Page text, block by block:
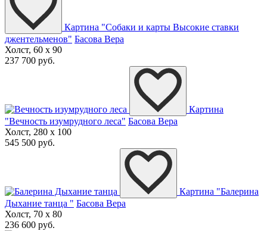
Картина "Собаки и карты Высокие ставки
джентельменов" Басова Вера
Холст, 60 x 90
237 700 руб.
Картина
"Вечность изумрудного леса" Басова Вера
Холст, 280 x 100
545 500 руб.
Картина "Балерина
Дыхание танца " Басова Вера
Холст, 70 x 80
236 600 руб.